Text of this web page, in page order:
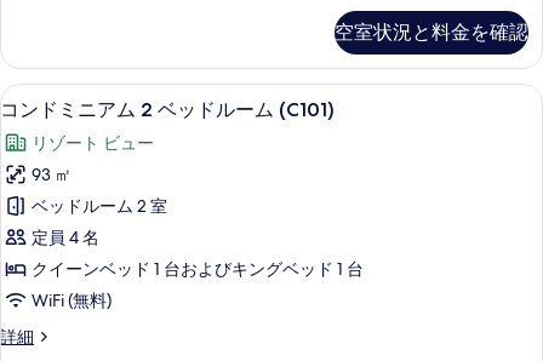
を
表
示
す
る
ド
ル
ー
ム
(B205)
の
す
べ
て
の
ニ
ア
ム
ベ
ッ
ド
ル
ー
ム
(B205)
の
詳
細
空室状況と料金を確認
コ
ン
ド
ミ
ニ
ア
ム
ベ
コンドミニアム 2 ベッドルーム
22
コンドミニアム 2 ベッドルーム (C101)
リゾート ビュー
93 ㎡
ベッドルーム 2 室
定員 4 名
クイーンベッド 1 台およびキングベッド 1 台
WiFi (無料)
詳細
コ